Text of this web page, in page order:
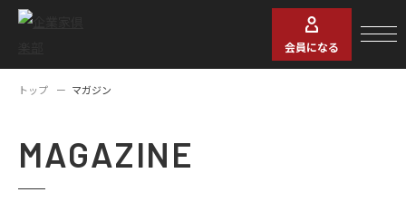
会員になる
トップ マガジン
MAGAZINE